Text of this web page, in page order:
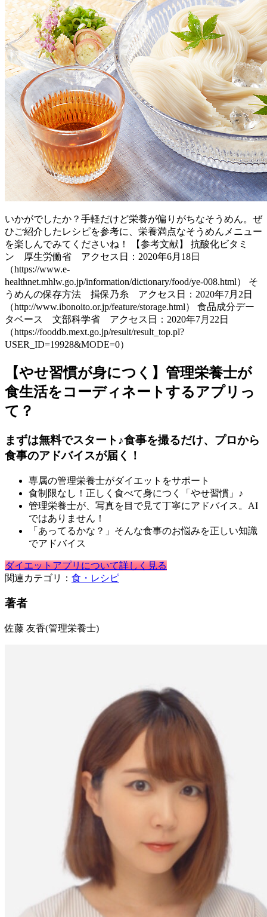
いかがでしたか？手軽だけど栄養が偏りがちなそうめん。ぜ
ひご紹介したレシピを参考に、栄養満点なそうめんメニュー
を楽しんでみてくださいね！ 【参考文献】 抗酸化ビタミ
ン 厚生労働省 アクセス日：2020年6月18日
（https://www.e-
healthnet.mhlw.go.jp/information/dictionary/food/ye-008.html） そ
うめんの保存方法 揖保乃糸 アクセス日：2020年7月2日
（http://www.ibonoito.or.jp/feature/storage.html） 食品成分デー
タベース 文部科学省 アクセス日：2020年7月22日
（https://fooddb.mext.go.jp/result/result_top.pl?
USER_ID=19928&MODE=0）
【やせ習慣が身につく】管理栄養士が
食生活をコーディネートするアプリっ
て？
まずは無料でスタート♪食事を撮るだけ、プロから
食事のアドバイスが届く！
専属の管理栄養士がダイエットをサポート
食制限なし！正しく食べて身につく「やせ習慣」♪
管理栄養士が、写真を目で見て丁寧にアドバイス。AI
ではありません！
「あってるかな？」そんな食事のお悩みを正しい知識
でアドバイス
ダイエットアプリについて詳しく見る
関連カテゴリ： 食・レシピ
著者
佐藤 友香(管理栄養士)